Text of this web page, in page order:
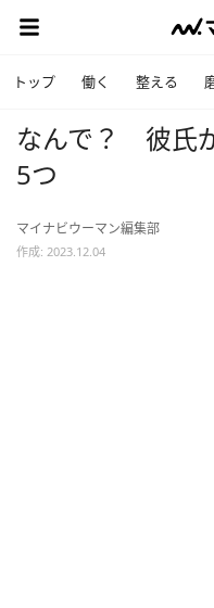
トップ 働く 整える
なんで？ 彼氏
5つ
マイナビウーマン編集部
作成: 2023.12.04